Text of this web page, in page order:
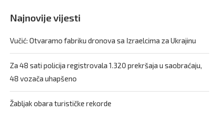
Najnovije vijesti
Vučić: Otvaramo fabriku dronova sa Izraelcima za Ukrajinu
Za 48 sati policija registrovala 1.320 prekršaja u saobraćaju,
48 vozača uhapšeno
Žabljak obara turističke rekorde